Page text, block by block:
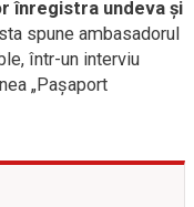
înregistra undeva și
spune ambasadorul
într-un interviu
„Pașaport